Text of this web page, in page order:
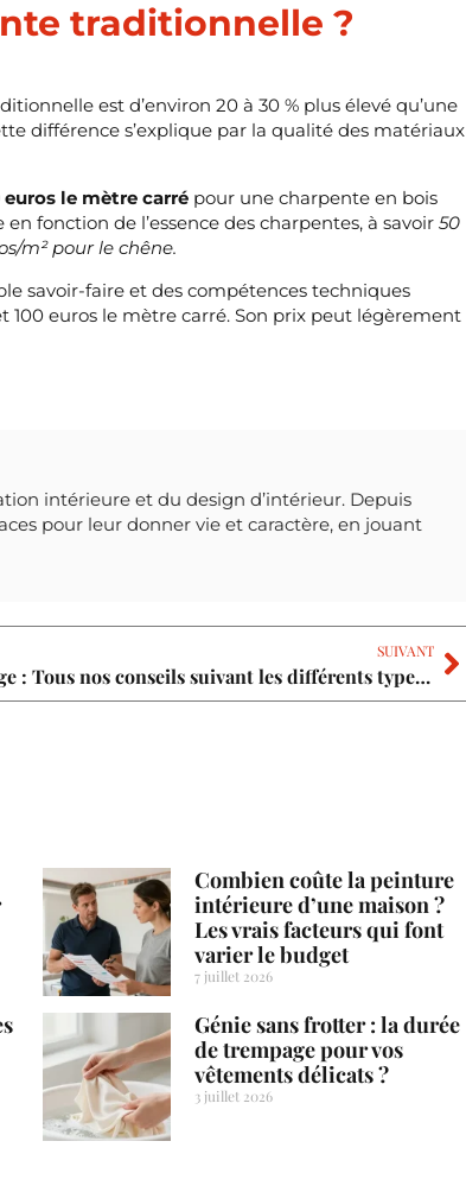
traditionnelle ?
est d’environ 20 à 30 % plus élevé qu’une
différence s’explique par la qualité des matériaux
euros le mètre carré pour une charpente en bois
fonction de l’essence des charpentes, à savoir50
m² pour le chêne.
savoir-faire et des compétences techniques
euros le mètre carré. Son prix peut légèrement
intérieure et du design d’intérieur. Depuis
pour leur donner vie et caractère, en jouant
SUIVANT
Comment faire du beige : Tous nos conseils suivant les différents types de peinture !
Combien coûte la peinture
intérieure d’une maison ?
Les vrais facteurs qui font
varier le budget
7 juillet 2026
Génie sans frotter : la durée
de trempage pour vos
vêtements délicats ?
3 juillet 2026